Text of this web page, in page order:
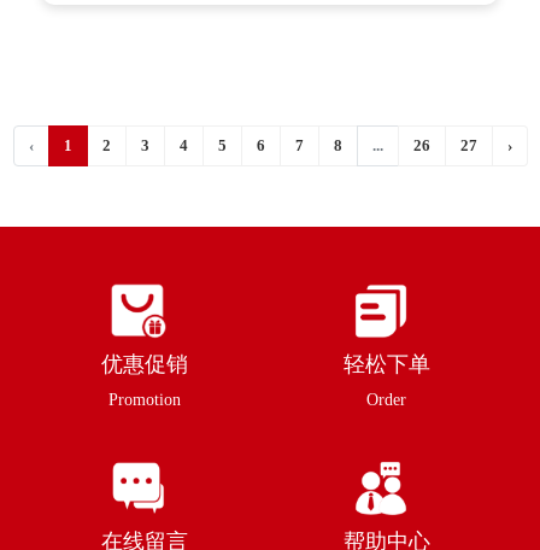
‹ 1 2 3 4 5 6 7 8 ... 26 27 ›
优惠促销
Promotion
轻松下单
Order
在线留言 帮助中心